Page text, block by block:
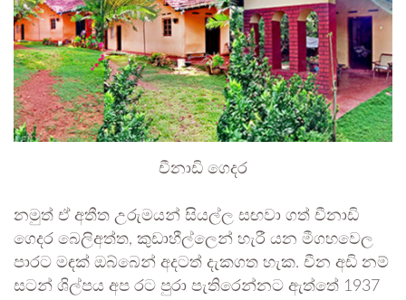
චීනාඩි ගෙදර
නමුත් ඒ අතීත උරුමයන් සියල්ල සඟවා ගත් චීනාඩි
ගෙදර බෙලිඅත්ත, කුඩාහීල්ලෙන් හැරී යන මීගහවෙල
පාරට මඳක් ඔබ්බෙන් අදටත් දැකගත හැක. චීන අඩි නම්
සටන් ශිල්පය අප රට පුරා පැතිරෙන්නට ඇත්තේ 1937